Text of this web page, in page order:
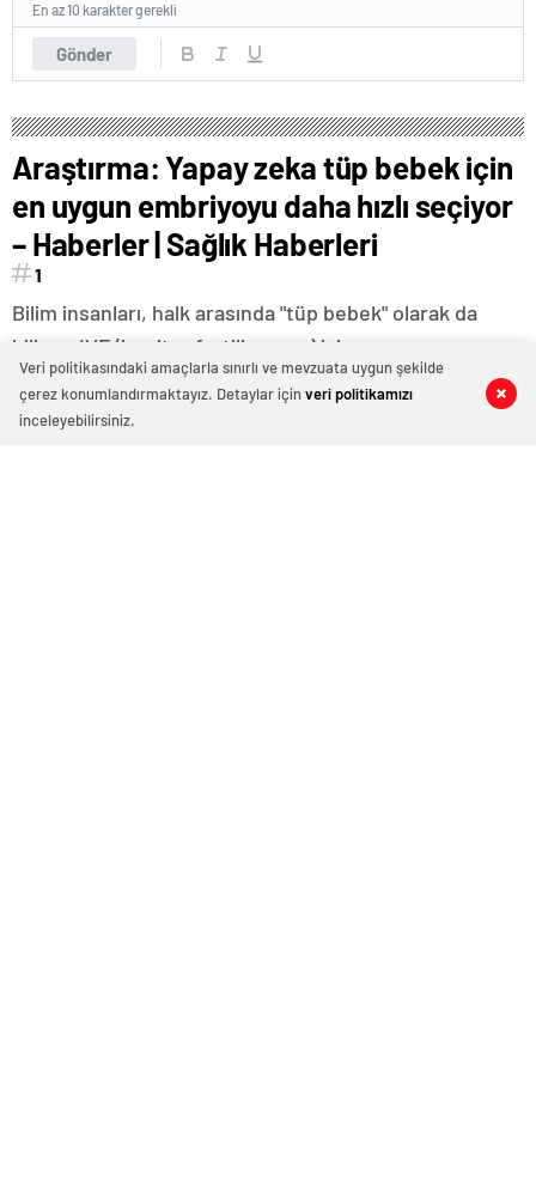
0 0
Gönder
En az 10 karakter gerekli
Araştırma: Yapay zeka tüp bebek için
en uygun embriyoyu daha hızlı seçiyor
– Haberler | Sağlık Haberleri
1
Bilim insanları, halk arasında "tüp bebek" olarak da
bilinen IVF (in-vitro fertilizasyon) için en uygun
embriyoyu tespit etmede, yapay zekanın
embriyologlardan on kat daha hızlı sonuç verdiğini
0 0
Veri politikasındaki amaçlarla sınırlı ve mevzuata uygun şekilde
çerez konumlandırmaktayız. Detaylar içinveri politikamızı
inceleyebilirsiniz.